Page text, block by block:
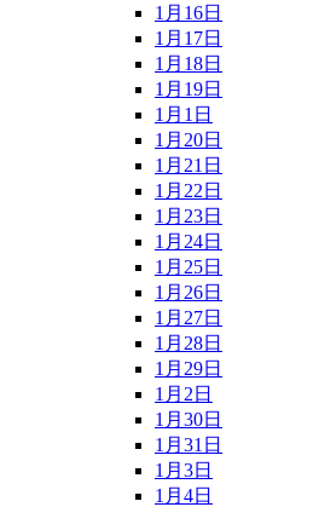
1月16日
1月17日
1月18日
1月19日
1月1日
1月20日
1月21日
1月22日
1月23日
1月24日
1月25日
1月26日
1月27日
1月28日
1月29日
1月2日
1月30日
1月31日
1月3日
1月4日